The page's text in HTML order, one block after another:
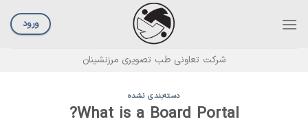
ورود
شرکت تعاونی طب تصویری مرزنشینان
دسته‌بندی نشده
What is a Board Portal?